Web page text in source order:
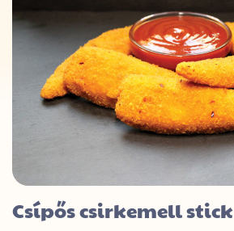
Csípős csirkemell stick